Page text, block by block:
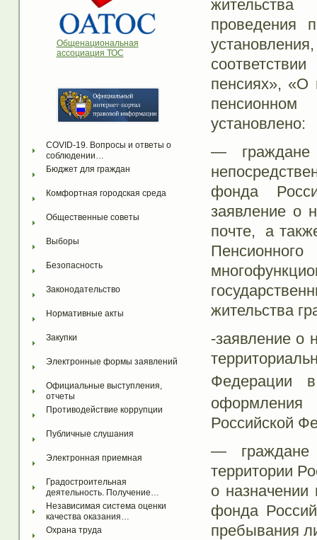
Общенациональная
ассоциация ТОС
COVID-19. Вопросы и ответы о
соблюдении…
Бюджет для граждан
Комфортная городская среда
Общественные советы
Выборы
Безопасность
Законодательство
Нормативные акты
Закупки
Электронные формы заявлений
Официальные выступления,
отчеты
Противодействие коррупции
Публичные слушания
Электронная приемная
Градостроительная
деятельность. Получение…
Независимая система оценки
качества оказания…
Охрана труда
проведения
пенсиях», «О
установлено:
— граждане
фонда
заявление о
почте, а
жительства
-заявление о
Федерации
оформления
Российской
— граждане
территории
о назначении
фонда
пребывания